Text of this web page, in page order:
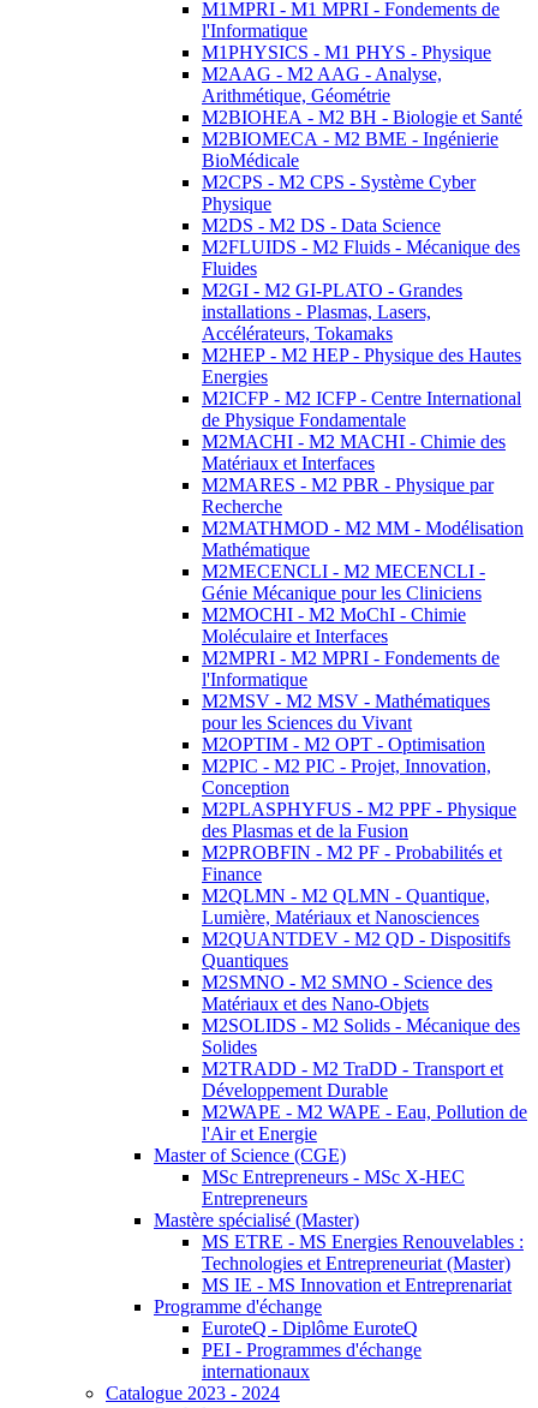
M1MPRI - M1 MPRI - Fondements de
l'Informatique
M1PHYSICS - M1 PHYS - Physique
M2AAG - M2 AAG - Analyse,
Arithmétique, Géométrie
M2BIOHEA - M2 BH - Biologie et Santé
M2BIOMECA - M2 BME - Ingénierie
BioMédicale
M2CPS - M2 CPS - Système Cyber
Physique
M2DS - M2 DS - Data Science
M2FLUIDS - M2 Fluids - Mécanique des
Fluides
M2GI - M2 GI-PLATO - Grandes
installations - Plasmas, Lasers,
Accélérateurs, Tokamaks
M2HEP - M2 HEP - Physique des Hautes
Energies
M2ICFP - M2 ICFP - Centre International
de Physique Fondamentale
M2MACHI - M2 MACHI - Chimie des
Matériaux et Interfaces
M2MARES - M2 PBR - Physique par
Recherche
M2MATHMOD - M2 MM - Modélisation
Mathématique
M2MECENCLI - M2 MECENCLI -
Génie Mécanique pour les Cliniciens
M2MOCHI - M2 MoChI - Chimie
Moléculaire et Interfaces
M2MPRI - M2 MPRI - Fondements de
l'Informatique
M2MSV - M2 MSV - Mathématiques
pour les Sciences du Vivant
M2OPTIM - M2 OPT - Optimisation
M2PIC - M2 PIC - Projet, Innovation,
Conception
M2PLASPHYFUS - M2 PPF - Physique
des Plasmas et de la Fusion
M2PROBFIN - M2 PF - Probabilités et
Finance
M2QLMN - M2 QLMN - Quantique,
Lumière, Matériaux et Nanosciences
M2QUANTDEV - M2 QD - Dispositifs
Quantiques
M2SMNO - M2 SMNO - Science des
Matériaux et des Nano-Objets
M2SOLIDS - M2 Solids - Mécanique des
Solides
M2TRADD - M2 TraDD - Transport et
Développement Durable
M2WAPE - M2 WAPE - Eau, Pollution de
l'Air et Energie
Master of Science (CGE)
MSc Entrepreneurs - MSc X-HEC
Entrepreneurs
Mastère spécialisé (Master)
MS ETRE - MS Energies Renouvelables :
Technologies et Entrepreneuriat (Master)
MS IE - MS Innovation et Entreprenariat
Programme d'échange
EuroteQ - Diplôme EuroteQ
PEI - Programmes d'échange
internationaux
Catalogue 2023 - 2024